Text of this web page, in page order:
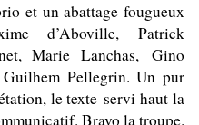
et un abattage fougueux
d’Aboville, Patrick
Marie Lanchas,Gino
Pellegrin. Un pur
le texte servi haut la
Bravo la troupe.